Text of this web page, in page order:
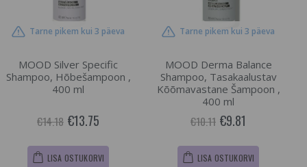
Tarne pikem kui 3 päeva
MOOD Silver Specific
Shampoo, Hõbešampoon ,
400 ml
€14.18 €13.75
LISA OSTUKORVI
Tarne pikem kui 3 päeva
MOOD Derma Balance
Shampoo, Tasakaalustav
Kõõmavastane Šampoon ,
400 ml
€10.11 €9.81
LISA OSTUKORVI